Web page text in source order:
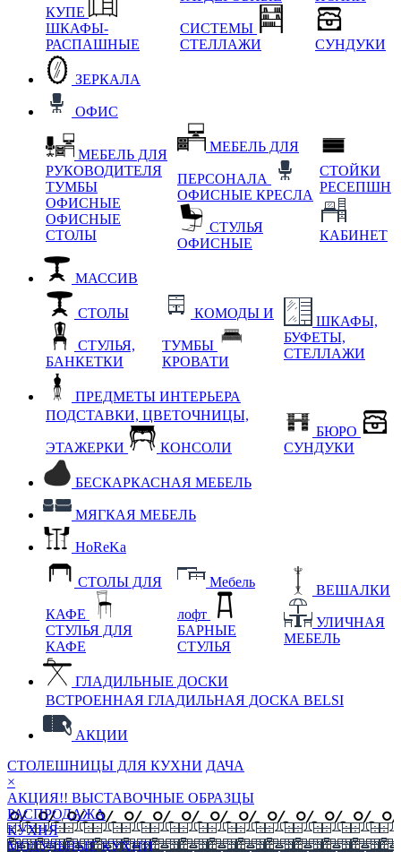
КУПЕ
ШКАФЫ-
РАСПАШНЫЕ
СИСТЕМЫ
СТЕЛЛАЖИ
СУНДУКИ
ЗЕРКАЛА
ОФИС
МЕБЕЛЬ ДЛЯ
РУКОВОДИТЕЛЯ
ТУМБЫ
ОФИСНЫЕ
ОФИСНЫЕ
СТОЛЫ
МЕБЕЛЬ ДЛЯ
ПЕРСОНАЛА
ОФИСНЫЕ КРЕСЛА
СТУЛЬЯ
ОФИСНЫЕ
СТОЙКИ
РЕСЕПШН
КАБИНЕТ
МАССИВ
СТОЛЫ
СТУЛЬЯ,
БАНКЕТКИ
КОМОДЫ И
ТУМБЫ
КРОВАТИ
ШКАФЫ,
БУФЕТЫ,
СТЕЛЛАЖИ
ПРЕДМЕТЫ ИНТЕРЬЕРА
ПОДСТАВКИ, ЦВЕТОЧНИЦЫ,
ЭТАЖЕРКИ КОНСОЛИ
БЮРО
СУНДУКИ
БЕСКАРКАСНАЯ МЕБЕЛЬ
МЯГКАЯ МЕБЕЛЬ
HoReKa
СТОЛЫ ДЛЯ
КАФЕ
СТУЛЬЯ ДЛЯ
КАФЕ
Мебель
лофт
БАРНЫЕ
СТУЛЬЯ
ВЕШАЛКИ
УЛИЧНАЯ
МЕБЕЛЬ
ГЛАДИЛЬНЫЕ ДОСКИ
ВСТРОЕННАЯ ГЛАДИЛЬНАЯ ДОСКА BELSI
АКЦИИ
СТОЛЕШНИЦЫ ДЛЯ КУХНИ ДАЧА
×
АКЦИЯ!! ВЫСТАВОЧНЫЕ ОБРАЗЦЫ
РАСПРОДАЖА
КУХНЯ
МОДУЛЬНЫЕ КУХНИ